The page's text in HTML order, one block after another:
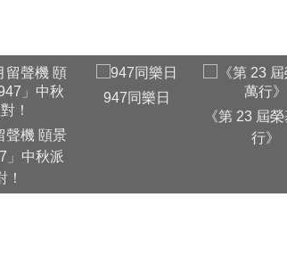
聲機 頤景
」中秋派
！
947同樂日
《第 23 屆
行》